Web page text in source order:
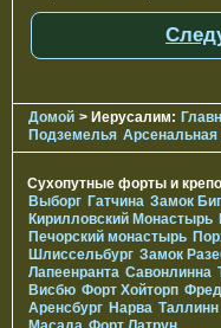
Домой > Иерусалим:
Подземелья Арсенальная
Сухопутные форты и
Выборг Гатчина Замок
Кирилловский Монастырь
Печорcкий монастырь
Шлиссельбург Замок
Лапеенранта Савонлинна
Висбю Форт Хойторп
Аренсбург Нарва Таллинн